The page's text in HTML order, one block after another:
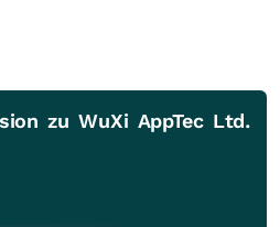
zu WuXi AppTec Ltd.